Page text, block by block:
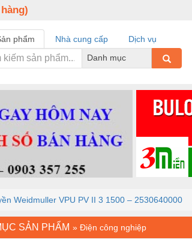
phẩm Nhà cung cấp
Dịch vụ
Danh mục
Weidmuller VPU PV II 3 1500 – 2530640000
SẢN PHẨM » Điện công nghiệp